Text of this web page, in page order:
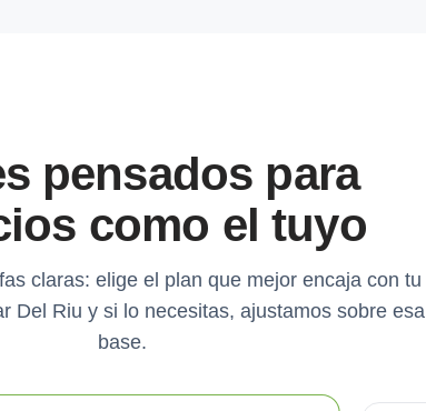
pensados para
como el tuyo
claras: elige el plan que mejor encaja con tu
Del Riu y si lo necesitas, ajustamos sobre esa
base.